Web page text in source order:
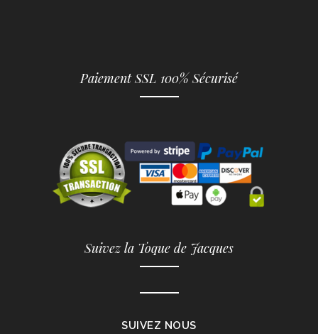
Paiement SSL 100% Sécurisé
Suivez la Toque de Jacques
SUIVEZ NOUS